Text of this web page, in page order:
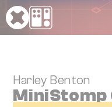
Cookie-Einstellungen
Harley Benton
MiniStomp